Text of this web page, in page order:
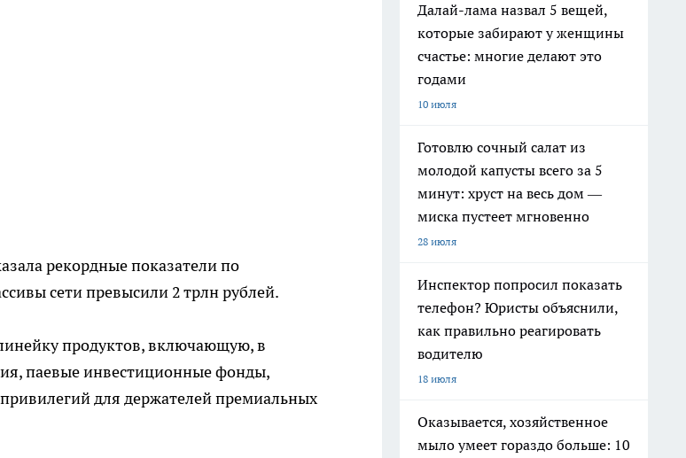
рекордные показатели по
сети превысили 2 трлн рублей.
продуктов, включающую, в
паевые инвестиционные фонды,
для держателей премиальных
Далай-лама назвал 5 вещей,
которые забирают у женщины
счастье: многие делают это
годами
10 июля
Готовлю сочный салат из
молодой капусты всего за 5
минут: хруст на весь дом —
миска пустеет мгновенно
28 июля
Инспектор попросил показать
телефон? Юристы объяснили,
как правильно реагировать
водителю
18 июля
Оказывается, хозяйственное
мыло умеет гораздо больше: 10